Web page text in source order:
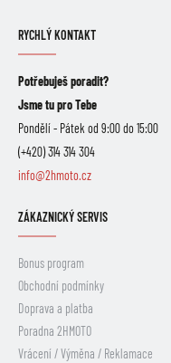
RYCHLÝ KONTAKT
Potřebuješ poradit?
Jsme tu pro Tebe
Pondělí - Pátek od 9:00 do 15:00
(+420) 314 314 304
info@2hmoto.cz
ZÁKAZNICKÝ SERVIS
Bonus program
Obchodní podmínky
Doprava a platba
Poradna 2HMOTO
Vrácení / Výměna / Reklamace